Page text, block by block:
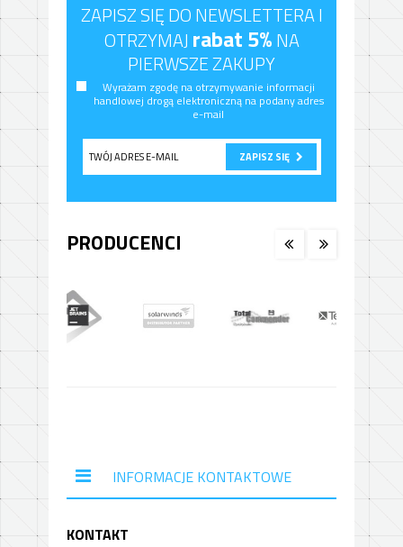
ZAPISZ SIĘ DO NEWSLETTERA I
OTRZYMAJ rabat 5%NA
PIERWSZE ZAKUPY
Wyrażam zgodę na otrzymywanie informacji
handlowej drogą elektroniczną na podany adres
e-mail
ZAPISZ SIĘ
PRODUCENCI
INFORMACJE KONTAKTOWE
KONTAKT